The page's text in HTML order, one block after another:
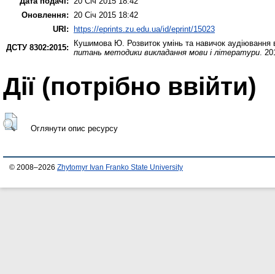
Оновлення: 20 Січ 2015 18:42
URI:
https://eprints.zu.edu.ua/id/eprint/15023
ДСТУ 8302:2015:
Кушимова Ю. Розвиток умінь та навичок
питань методики викладання мови і літератури.
Дії ​​(потрібно ввійти)
Оглянути опис ресурсу
© 2008–2026 Zhytomyr Ivan Franko State University